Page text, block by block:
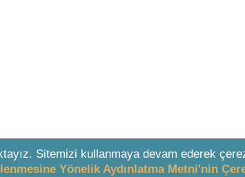
Sitemizi kullanmaya devam ederek
Yönelik Aydınlatma Metni'nin